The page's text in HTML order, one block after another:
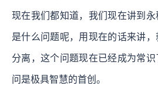
现在我们都知道，我们现在讲到
是什么问题呢，用现在的话来讲
分离，这个问题现在已经成为常
问是极具智慧的首创。